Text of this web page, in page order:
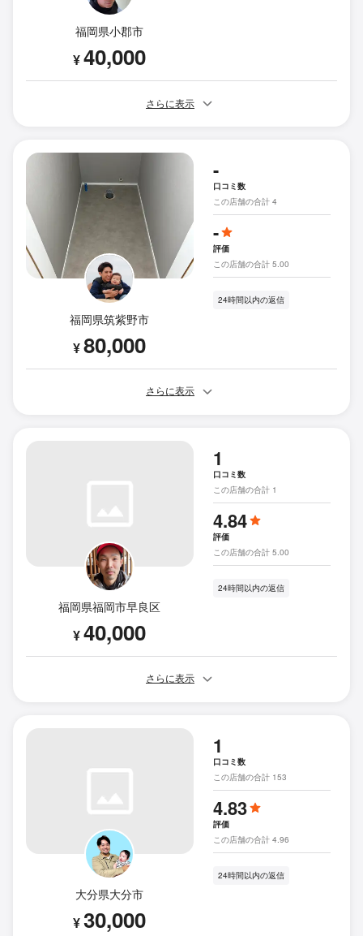
福岡県小郡市
¥40,000
さらに表示
福岡県筑紫野市
¥80,000
-
口コミ数
この店舗の合計 4
-
評価
この店舗の合計 5.00
24時間以内の返信
さらに表示
福岡県福岡市早良区
¥40,000
1
口コミ数
この店舗の合計 1
4.84
評価
この店舗の合計 5.00
24時間以内の返信
さらに表示
大分県大分市
¥30,000
1
口コミ数
この店舗の合計 153
4.83
評価
この店舗の合計 4.96
24時間以内の返信